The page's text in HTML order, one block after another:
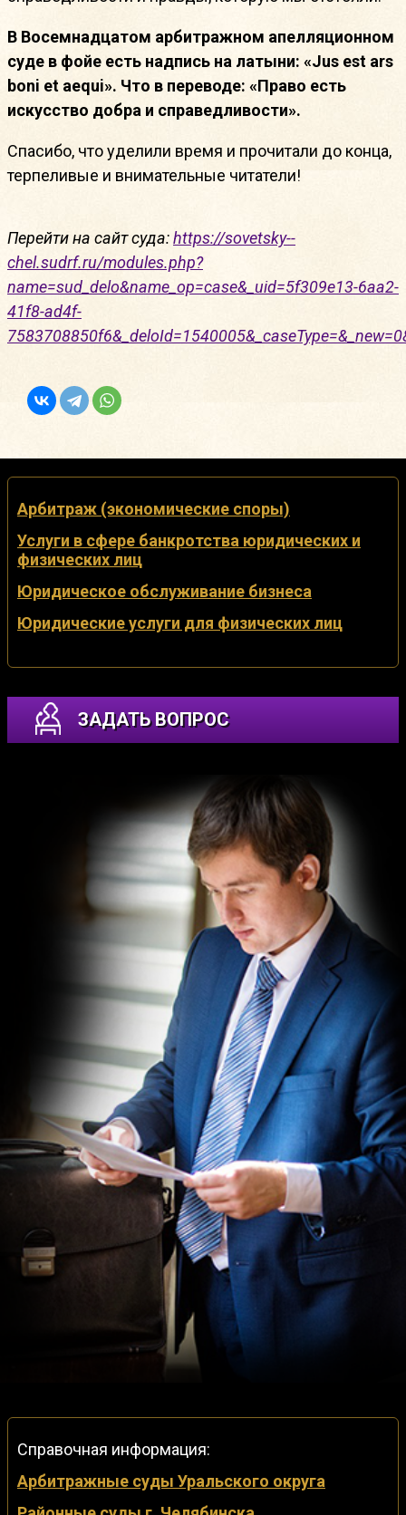
В Восемнадцатом арбитражном апелляционном
суде в фойе есть надпись на латыни: «Jus est ars
boni et aequi». Что в переводе: «Право есть
искусство добра и справедливости».
Спасибо, что уделили время и прочитали до конца,
терпеливые и внимательные читатели!
Перейти на сайт суда:https://sovetsky--
chel.sudrf.ru/modules.php?
name=sud_delo&name_op=case&_uid=5f309e13-6aa2-
41f8-ad4f-
Арбитраж (экономические споры)
Услуги в сфере банкротства юридических и
физических лиц
Юридическое обслуживание бизнеса
Юридические услуги для физических лиц
ЗАДАТЬ ВОПРОС
Справочная информация:
Арбитражные суды Уральского округа